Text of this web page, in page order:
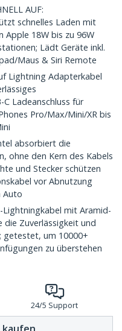
AUF:
schnelles Laden mit
Apple 18W bis zu 96W
Lädt Geräte inkl.
Maus & Siri Remote
Lightning Adapterkabel
C Ladeanschluss für
Pro/Max/Mini/XR bis
absorbiert die
ohne den Kern des Kabels
und Stecker schützen
vor Abnutzung
Auto
Lightningkabel mit Aramid-
Zuverlässigkeit und
getestet, um 10000+
zu überstehen
24/5 Support